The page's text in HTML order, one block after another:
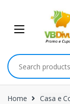
navigation
content
Search
for:
Home Casa e